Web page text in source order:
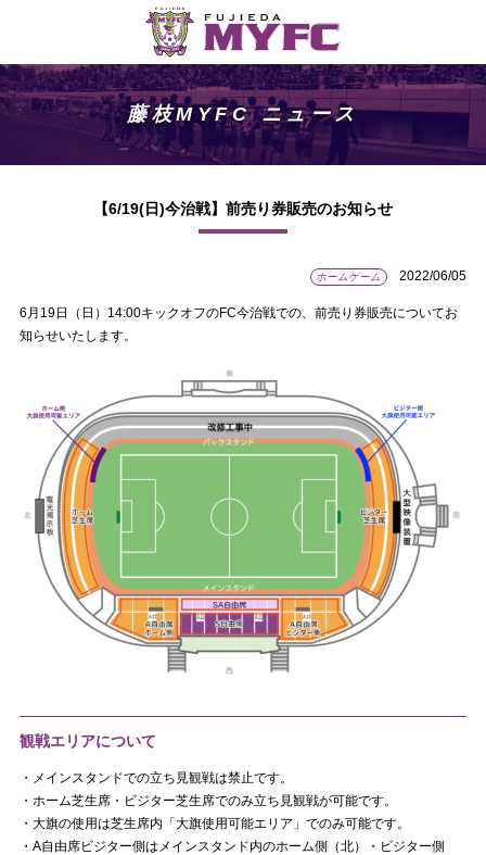
藤枝MYFC ニュース
【6/19(日)今治戦】前売り券販売のお知らせ
ホームゲーム 2022/06/05
6月19日（日）14:00キックオフのFC今治戦での、前売り券販売についてお
知らせいたします。
観戦エリアについて
・メインスタンドでの立ち見観戦は禁止です。
・ホーム芝生席・ビジター芝生席でのみ立ち見観戦が可能です。
・大旗の使用は芝生席内「大旗使用可能エリア」でのみ可能です。
・A自由席ビジター側はメインスタンド内のホーム側（北）・ビジター側